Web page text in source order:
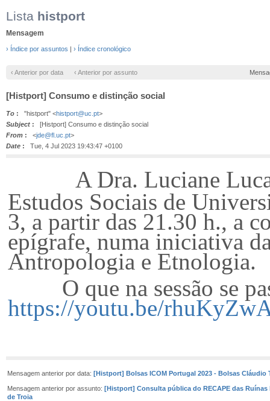
Lista histport
Mensagem
› Índice por assuntos | › Índice cronológico
‹ Anterior por data ‹ Anterior por assunto
[Histport] Consumo e distinção social
To : "histport" <histport@uc.pt>
Subject : [Histport] Consumo e distinção social
From : <jde@fl.uc.pt>
Date : Tue, 4 Jul 2023 19:43:47 +0100
A Dra. Luciane
Estudos Sociais de
3, a partir das 21.30 h., a
epígrafe, numa iniciativa
Antropologia e Etnologia.
O que na sessão se
https://youtu.be/
Mensagem anterior por data: [Histport] Bolsas ICOM Portugal 2023 - Bolsas Cláudio
Mensagem anterior por assunto: [Histport] Consulta pública do RECAPE das Ruínas
de Troia